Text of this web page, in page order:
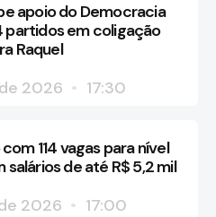
apoio do Democracia
partidos em coligação
Raquel
2026
17:30
114 vagas para nível
de até R$ 5,2 mil
2026
17:00